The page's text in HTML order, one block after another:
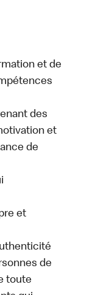
et de
des
et
de
et
de
toute